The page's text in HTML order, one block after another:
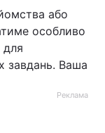
або
особливо
для
завдань. Ваша
Реклама